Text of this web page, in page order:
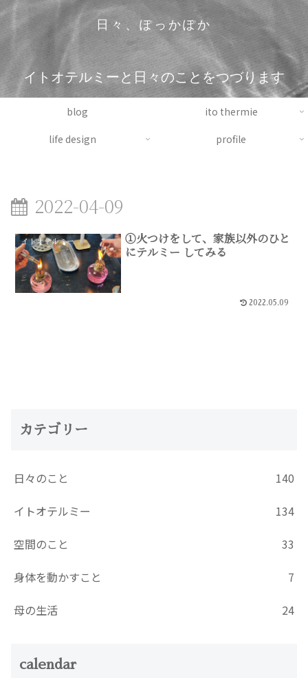
日々、ぽっかぽか
イトオテルミーと日々のことをつづります
blog
ito thermie
life design
profile
2022-04-09
イトオテルミー
①火つけをして、家族以外のひと
にテルミー してみる
2022.05.09
カテゴリー
日々のこと
140
イトオテルミー
134
空間のこと
33
身体を動かすこと
7
母の生活
24
calendar